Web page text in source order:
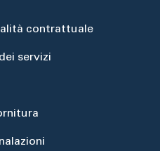
contrattuale
servizi